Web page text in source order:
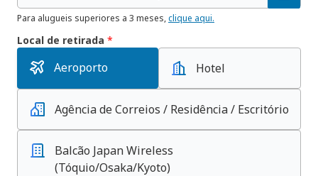
Para alugueis superiores a 3 meses,clique aqui.
Local de retirada *
Aeroporto Hotel
Agência de Correios / Residência / Escritório
Balcão Japan Wireless
(Tóquio/Osaka/Kyoto)